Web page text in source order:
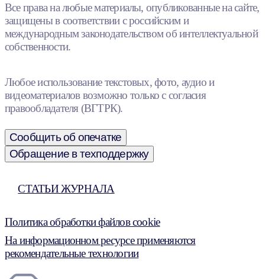
Все права на любые материалы, опубликованные на сайте,
защищены в соответствии с российским и
международным законодательством об интеллектуальной
собственности.
Любое использование текстовых, фото, аудио и
видеоматериалов возможно только с согласия
правообладателя (ВГТРК).
Сообщить об опечатке
Обращение в техподдержку
СТАТЬИ ЖУРНАЛА
Политика обработки файлов cookie
На информационном ресурсе применяются
рекомендательные технологии